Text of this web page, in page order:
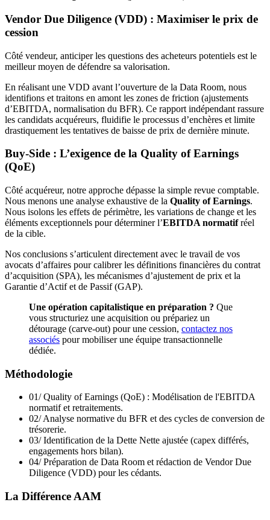
Vendor Due Diligence (VDD) : Maximiser le prix de
cession
Côté vendeur, anticiper les questions des acheteurs potentiels est le
meilleur moyen de défendre sa valorisation.
En réalisant une VDD avant l’ouverture de la Data Room, nous
identifions et traitons en amont les zones de friction (ajustements
d’EBITDA, normalisation du BFR). Ce rapport indépendant rassure
les candidats acquéreurs, fluidifie le processus d’enchères et limite
drastiquement les tentatives de baisse de prix de dernière minute.
Buy-Side : L’exigence de la Quality of Earnings
(QoE)
Côté acquéreur, notre approche dépasse la simple revue comptable.
Nous menons une analyse exhaustive de la Quality of Earnings.
Nous isolons les effets de périmètre, les variations de change et les
éléments exceptionnels pour déterminer l’EBITDA normatifréel
de la cible.
Nos conclusions s’articulent directement avec le travail de vos
avocats d’affaires pour calibrer les définitions financières du contrat
d’acquisition (SPA), les mécanismes d’ajustement de prix et la
Garantie d’Actif et de Passif (GAP).
Une opération capitalistique en préparation ? Que
vous structuriez une acquisition ou prépariez un
détourage (carve-out) pour une cession, contactez nos
associés pour mobiliser une équipe transactionnelle
dédiée.
Méthodologie
01/ Quality of Earnings (QoE) : Modélisation de l'EBITDA
normatif et retraitements.
02/Analyse normative du BFR et des cycles de conversion de
trésorerie.
03/ Identification de la Dette Nette ajustée (capex différés,
engagements hors bilan).
04/ Préparation de Data Room et rédaction de Vendor Due
Diligence (VDD) pour les cédants.
La Différence AAM